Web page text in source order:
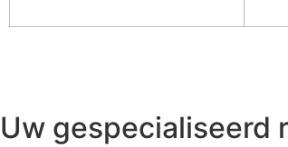
Uw gespecialiseerd